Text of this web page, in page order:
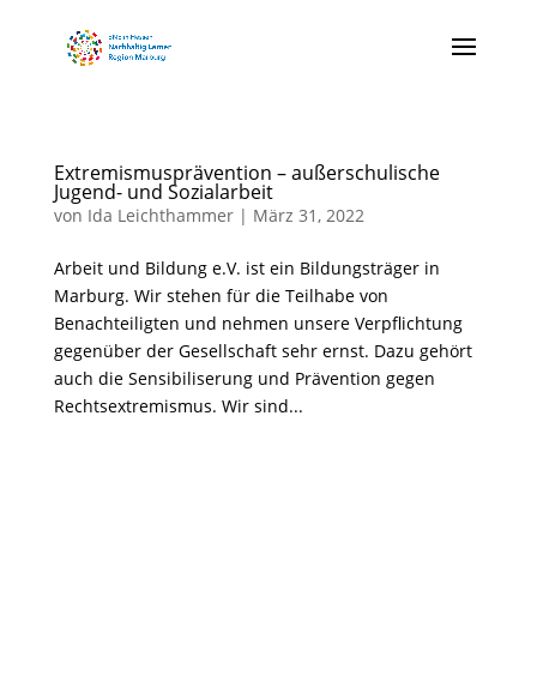
Extremismusprävention – außerschulische
Jugend- und Sozialarbeit
von Ida Leichthammer| März 31, 2022
Arbeit und Bildung e.V. ist ein Bildungsträger in
Marburg. Wir stehen für die Teilhabe von
Benachteiligten und nehmen unsere Verpflichtung
gegenüber der Gesellschaft sehr ernst. Dazu gehört
auch die Sensibiliserung und Prävention gegen
Rechtsextremismus. Wir sind...